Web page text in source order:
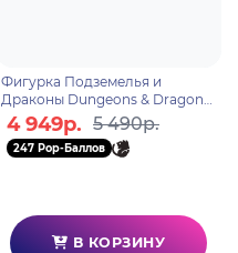
Фигурка Подземелья и
Драконы Dungeons & Dragons
Gelatinous Cube 20cm F6370
4 949р. 5 490р.
247 Pop-Баллов
В КОРЗИНУ